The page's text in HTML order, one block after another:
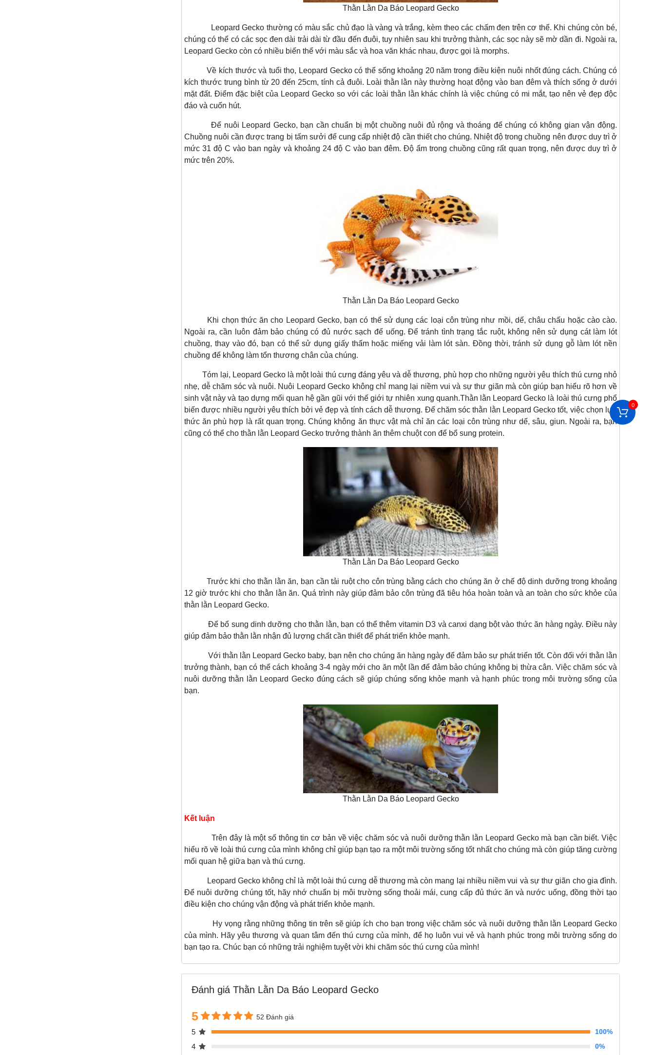
Thằn Lằn Da Báo Leopard Gecko
Leopard Gecko thường có màu sắc chủ đạo là vàng và trắng, kèm theo các chấm đen trên cơ thể. Khi chúng còn bé,
chúng có thể có các sọc đen dài trải dài từ đầu đến đuôi, tuy nhiên sau khi trưởng thành, các sọc này sẽ mờ dần đi. Ngoài ra,
Leopard Gecko còn có nhiều biến thể với màu sắc và hoa văn khác nhau, được gọi là morphs.
Về kích thước và tuổi thọ, Leopard Gecko có thể sống khoảng 20 năm trong điều kiện nuôi nhốt đúng cách. Chúng có
kích thước trung bình từ 20 đến 25cm, tính cả đuôi. Loài thằn lằn này thường hoạt động vào ban đêm và thích sống ở dưới
mặt đất. Điểm đặc biệt của Leopard Gecko so với các loài thằn lằn khác chính là việc chúng có mi mắt, tạo nên vẻ đẹp độc
đáo và cuốn hút.
Để nuôi Leopard Gecko, bạn cần chuẩn bị một chuồng nuôi đủ rộng và thoáng để chúng có không gian vận động.
Chuồng nuôi cần được trang bị tấm sưởi để cung cấp nhiệt độ cần thiết cho chúng. Nhiệt độ trong chuồng nên được duy trì ở
mức 31 độ C vào ban ngày và khoảng 24 độ C vào ban đêm. Độ ẩm trong chuồng cũng rất quan trọng, nên được duy trì ở
mức trên 20%.
Thằn Lằn Da Báo Leopard Gecko
Khi chọn thức ăn cho Leopard Gecko, bạn có thể sử dụng các loại côn trùng như mồi, dế, châu chấu hoặc cào cào.
Ngoài ra, cần luôn đảm bảo chúng có đủ nước sạch để uống. Để tránh tình trạng tắc ruột, không nên sử dụng cát làm lót
chuồng, thay vào đó, bạn có thể sử dụng giấy thấm hoặc miếng vải làm lót sàn. Đồng thời, tránh sử dụng gỗ làm lót nền
chuồng để không làm tổn thương chân của chúng.
Tóm lại, Leopard Gecko là một loài thú cưng đáng yêu và dễ thương, phù hợp cho những người yêu thích thú cưng nhỏ
nhẹ, dễ chăm sóc và nuôi. Nuôi Leopard Gecko không chỉ mang lại niềm vui và sự thư giãn mà còn giúp bạn hiểu rõ hơn về
sinh vật này và tạo dựng mối quan hệ gần gũi với thế giới tự nhiên xung quanh.Thằn lằn Leopard Gecko là loài thú cưng phổ
biến được nhiều người yêu thích bởi vẻ đẹp và tính cách dễ thương. Để chăm sóc thằn lằn Leopard Gecko tốt, việc chọn lựa
thức ăn phù hợp là rất quan trọng. Chúng không ăn thực vật mà chỉ ăn các loại côn trùng như dế, sâu, giun. Ngoài ra, bạn
cũng có thể cho thằn lằn Leopard Gecko trưởng thành ăn thêm chuột con để bổ sung protein.
Thằn Lằn Da Báo Leopard Gecko
Trước khi cho thằn lằn ăn, bạn cần tải ruột cho côn trùng bằng cách cho chúng ăn ở chế độ dinh dưỡng trong khoảng
12 giờ trước khi cho thằn lằn ăn. Quá trình này giúp đảm bảo côn trùng đã tiêu hóa hoàn toàn và an toàn cho sức khỏe của
thằn lằn Leopard Gecko.
Để bổ sung dinh dưỡng cho thằn lằn, bạn có thể thêm vitamin D3 và canxi dạng bột vào thức ăn hàng ngày. Điều này
giúp đảm bảo thằn lằn nhận đủ lượng chất cần thiết để phát triển khỏe mạnh.
Với thằn lằn Leopard Gecko baby, bạn nên cho chúng ăn hàng ngày để đảm bảo sự phát triển tốt. Còn đối với thằn lằn
trưởng thành, bạn có thể cách khoảng 3-4 ngày mới cho ăn một lần để đảm bảo chúng không bị thừa cân. Việc chăm sóc và
nuôi dưỡng thằn lằn Leopard Gecko đúng cách sẽ giúp chúng sống khỏe mạnh và hạnh phúc trong môi trường sống của
bạn.
Thằn Lằn Da Báo Leopard Gecko
Kết luận
Trên đây là một số thông tin cơ bản về việc chăm sóc và nuôi dưỡng thằn lằn Leopard Gecko mà bạn cần biết. Việc
hiểu rõ về loài thú cưng của mình không chỉ giúp bạn tạo ra một môi trường sống tốt nhất cho chúng mà còn giúp tăng cường
mối quan hệ giữa bạn và thú cưng.
Leopard Gecko không chỉ là một loài thú cưng dễ thương mà còn mang lại nhiều niềm vui và sự thư giãn cho gia đình.
Để nuôi dưỡng chúng tốt, hãy nhớ chuẩn bị môi trường sống thoải mái, cung cấp đủ thức ăn và nước uống, đồng thời tạo
điều kiện cho chúng vận động và phát triển khỏe mạnh.
Hy vọng rằng những thông tin trên sẽ giúp ích cho bạn trong việc chăm sóc và nuôi dưỡng thằn lằn Leopard Gecko
của mình. Hãy yêu thương và quan tâm đến thú cưng của mình, để họ luôn vui vẻ và hạnh phúc trong môi trường sống do
bạn tạo ra. Chúc bạn có những trải nghiệm tuyệt vời khi chăm sóc thú cưng của mình!
Đánh giá Thằn Lằn Da Báo Leopard Gecko
5 52 Đánh giá
5 100%
4 0%
0